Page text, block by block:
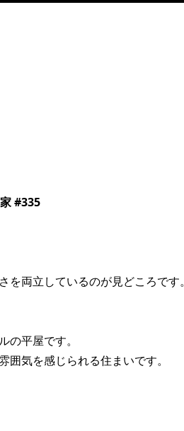
#335
両立しているのが見どころです。
平屋です。
気を感じられる住まいです。